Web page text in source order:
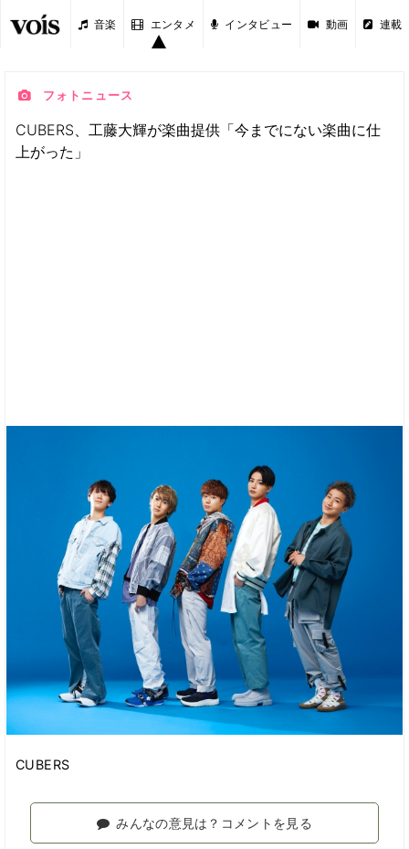
音楽 エンタメ インタビュー 動画 連載
フォトニュース
CUBERS、工藤大輝が楽曲提供「今までにない楽曲に仕
上がった」
CUBERS
みんなの意見は？コメントを見る